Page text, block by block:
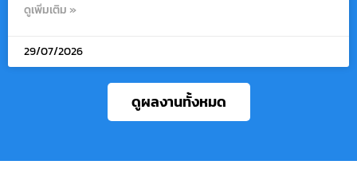
ดูเพิ่มเติม »
29/07/2026
ดูผลงานทั้งหมด